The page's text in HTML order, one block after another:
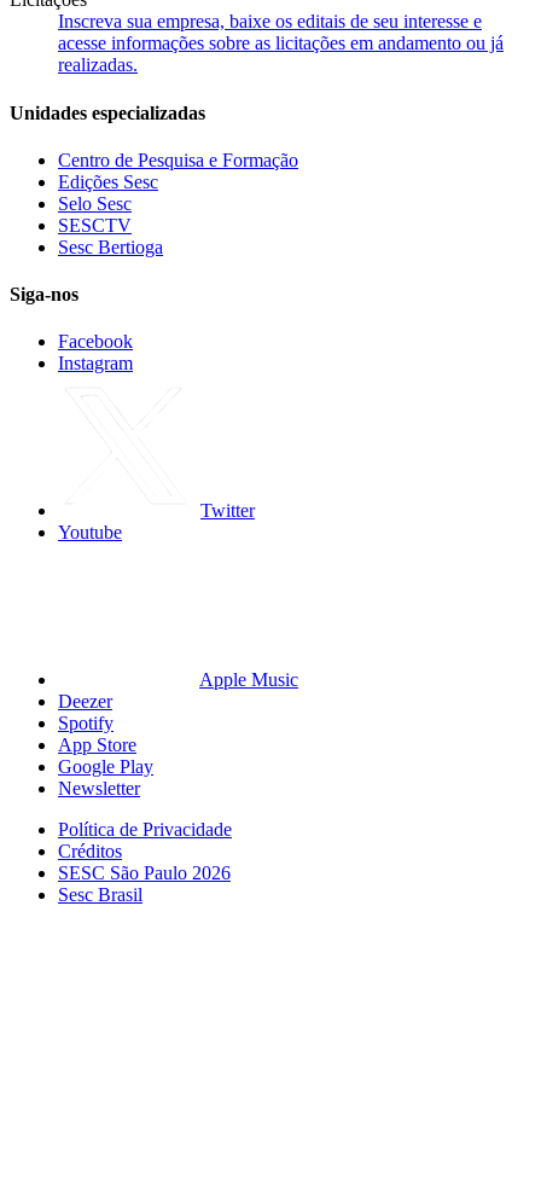
Inscreva sua empresa, baixe os editais de seu interesse e
acesse informações sobre as licitações em andamento ou já
realizadas.
Unidades especializadas
Centro de Pesquisa e Formação
Edições Sesc
Selo Sesc
SESCTV
Sesc Bertioga
Siga-nos
Facebook
Instagram
Twitter
Youtube
Apple Music
Deezer
Spotify
App Store
Google Play
Newsletter
Política de Privacidade
Créditos
SESC São Paulo 2026
Sesc Brasil